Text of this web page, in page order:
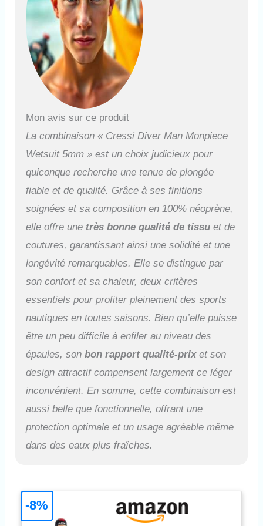
même solution a été adoptée
pour les chevilles mais avec
l'ajout d'une fermeture à
glissières pour faciliter
l'enfilage.
Mon avis sur ce produit
La combinaison « Cressi Diver Man Monpiece
Wetsuit 5mm » est un choix judicieux pour
quiconque recherche une tenue de plongée
fiable et de qualité. Grâce à ses finitions
soignées et sa composition en 100% néoprène,
elle offre une très bonne qualité de tissu et de
coutures, garantissant ainsi une solidité et une
longévité remarquables. Elle se distingue par
son confort et sa chaleur, deux critères
essentiels pour profiter pleinement des sports
nautiques en toutes saisons. Bien qu’elle puisse
être un peu difficile à enfiler au niveau des
épaules, sonbon rapport qualité-prixet son
design attractif compensent largement ce léger
inconvénient. En somme, cette combinaison est
aussi belle que fonctionnelle, offrant une
protection optimale et un usage agréable même
dans des eaux plus fraîches.
-8%